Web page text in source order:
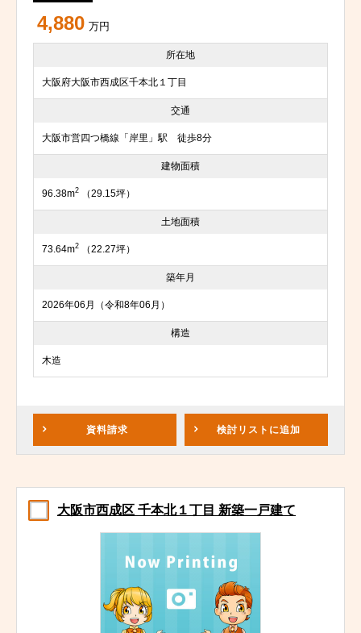
4,880 万円
所在地
大阪府大阪市西成区千本北１丁目
交通
大阪市営四つ橋線「岸里」駅 徒歩8分
建物面積
96.38m2 （29.15坪）
土地面積
73.64m2 （22.27坪）
築年月
2026年06月（令和8年06月）
構造
木造
資料請求 検討リスト に追加
大阪市西成区 千本北１丁目 新築一戸建て